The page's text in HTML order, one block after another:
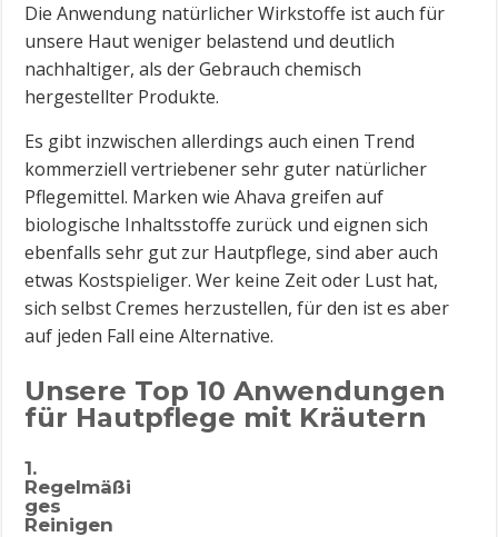
Die Anwendung natürlicher Wirkstoffe ist auch für
unsere Haut weniger belastend und deutlich
nachhaltiger, als der Gebrauch chemisch
hergestellter Produkte.
Es gibt inzwischen allerdings auch einen Trend
kommerziell vertriebener sehr guter natürlicher
Pflegemittel. Marken wie Ahava greifen auf
biologische Inhaltsstoffe zurück und eignen sich
ebenfalls sehr gut zur Hautpflege, sind aber auch
etwas Kostspieliger. Wer keine Zeit oder Lust hat,
sich selbst Cremes herzustellen, für den ist es aber
auf jeden Fall eine Alternative.
Unsere Top 10 Anwendungen
für Hautpflege mit Kräutern
1.
Regelmäßi
ges
Reinigen